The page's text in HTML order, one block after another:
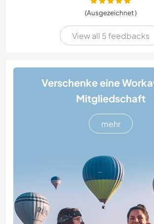
(Ausgezeichnet )
View all 5 feedbacks
Verschenke eine
Mitgliedschaft
mehr